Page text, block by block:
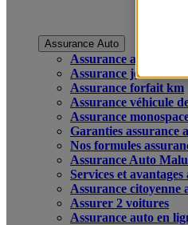
Assurance Auto
Assurance auto
Assurance jeune
Assurance forfait km
Assurance véhicule
Assurance
Garanties assurance
Nos formules
Assurance Auto
Services et
Assurance citoyenne
Assurer 2 voitures
Assurance auto en